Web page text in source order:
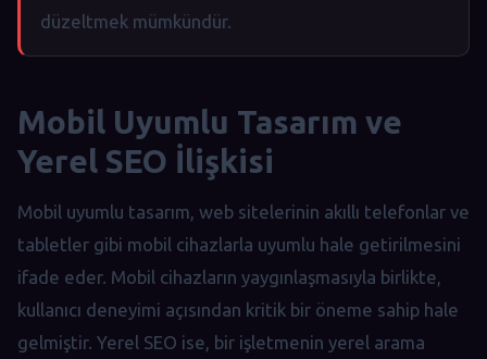
düzeltmek mümkündür.
Mobil Uyumlu Tasarım ve
Yerel SEO İlişkisi
Mobil uyumlu tasarım, web sitelerinin akıllı telefonlar ve
tabletler gibi mobil cihazlarla uyumlu hale getirilmesini
ifade eder. Mobil cihazların yaygınlaşmasıyla birlikte,
kullanıcı deneyimi açısından kritik bir öneme sahip hale
gelmiştir. Yerel SEO ise, bir işletmenin yerel arama